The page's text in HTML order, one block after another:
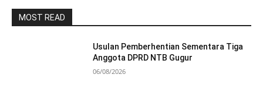
MOST READ
Usulan Pemberhentian Sementara Tiga
Anggota DPRD NTB Gugur
06/08/2026